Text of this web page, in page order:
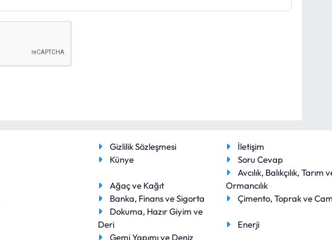
Gizlilik Sözleşmesi
İletişim
Künye
Soru Cevap
Ağaç ve Kağıt
Avcılık, Balıkçılık, Tarım
Ormancılık
Banka, Finans ve Sigorta
Çimento, Toprak ve
Dokuma, Hazır Giyim ve
Deri
Enerji
Gemi Yapımı ve Deniz